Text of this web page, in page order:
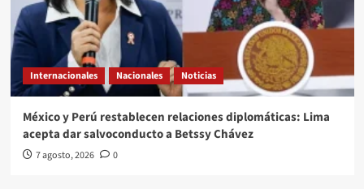
Internacionales Nacionales Noticias
México y Perú restablecen relaciones diplomáticas: Lima
acepta dar salvoconducto a Betssy Chávez
7 agosto, 2026 0